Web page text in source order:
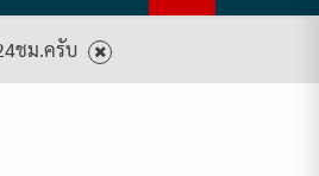
ชม.ครับ